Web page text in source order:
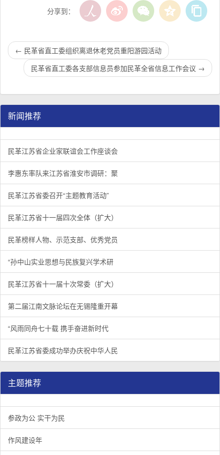
分享到：
← 民革省直工委组织离退休老党员重阳游园活动
民革省直工委各支部信息员参加民革全省信息工作会议 →
新闻推荐
民革江苏省企业家联谊会工作座谈会在宁召开
1/3 李惠东率队来江苏省淮安市调研：聚焦民革党员之家建设管
2/3 民革江苏省委召开“主题教育活动” 领导班子民主生活会
3/3
民革江苏省企业家联谊会工作座谈会
李惠东率队来江苏省淮安市调研：聚
民革江苏省委召开“主题教育活动”
民革江苏省十一届四次全体（扩大）
民革榜样人物、示范支部、优秀党员
“孙中山实业思想与民族复兴学术研
民革江苏省十一届十次常委（扩大）
第二届江南文脉论坛在无锡隆重开幕
“风雨同舟七十载 携手奋进新时代
民革江苏省委成功举办庆祝中华人民
主题推荐
参政为公 实干为民
作风建设年